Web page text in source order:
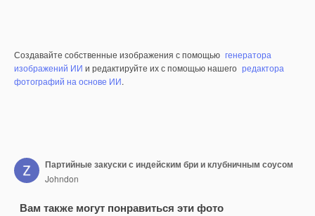
Создавайте собственные изображения с помощью генератора
изображений ИИ и редактируйте их с помощью нашего редактора
фотографий на основе ИИ.
Партийные закуски с индейским бри и клубничным соусом
Johndon
Вам также могут понравиться эти фото